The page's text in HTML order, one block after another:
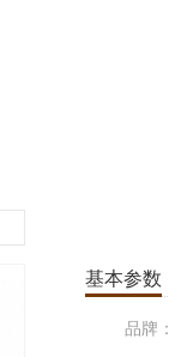
基本参数
品牌：